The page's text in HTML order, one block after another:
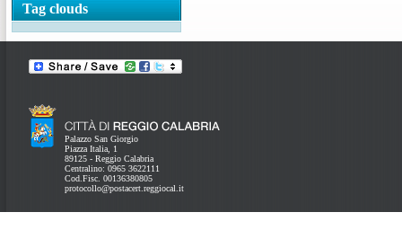
Tag clouds
Palazzo San Giorgio
Piazza Italia, 1
89125 - Reggio Calabria
Centralino: 0965 3622111
Cod.Fisc. 00136380805
protocollo@postacert.reggiocal.it